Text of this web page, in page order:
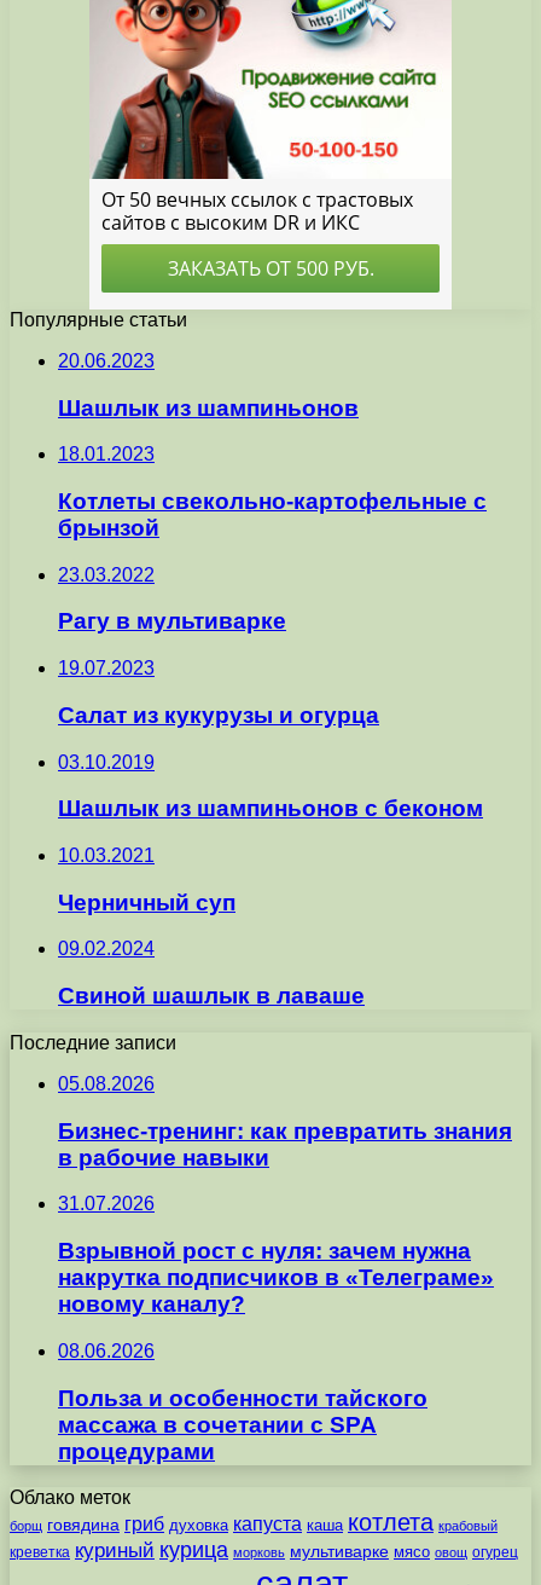
Популярные статьи
20.06.2023
Шашлык из шампиньонов
18.01.2023
Котлеты свекольно-картофельные с
брынзой
23.03.2022
Рагу в мультиварке
19.07.2023
Салат из кукурузы и огурца
03.10.2019
Шашлык из шампиньонов с беконом
10.03.2021
Черничный суп
09.02.2024
Свиной шашлык в лаваше
Последние записи
05.08.2026
Бизнес-тренинг: как превратить знания
в рабочие навыки
31.07.2026
Взрывной рост с нуля: зачем нужна
накрутка подписчиков в «Телеграме»
новому каналу?
08.06.2026
Польза и особенности тайского
массажа в сочетании с SPA
процедурами
Облако меток
борщ говядина гриб духовка капуста каша котлета крабовый
креветка куриный курица морковь мультиварке мясо овощ огурец